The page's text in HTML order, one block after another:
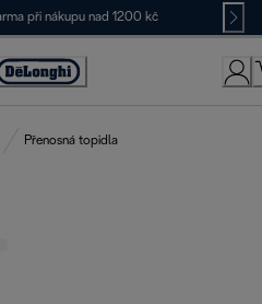
při nákupu nad 1200 kč
Přenosná topidla